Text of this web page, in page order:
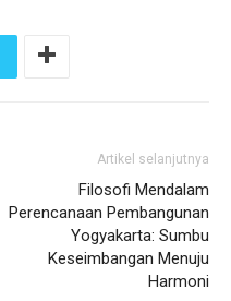
Artikel selanjutnya
Filosofi Mendalam
Perencanaan Pembangunan
Yogyakarta: Sumbu
Keseimbangan Menuju
Harmoni